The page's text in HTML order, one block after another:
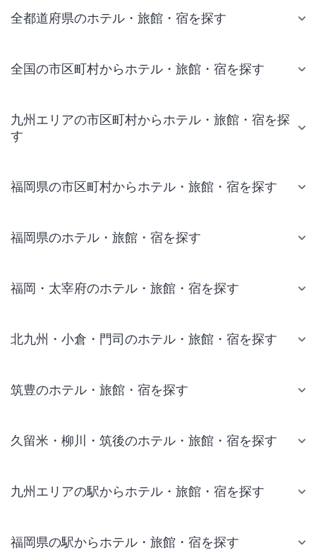
全都道府県のホテル・旅館・宿を探す
全国の市区町村からホテル・旅館・宿を探す
九州エリアの市区町村からホテル・旅館・宿を探
す
福岡県の市区町村からホテル・旅館・宿を探す
福岡県のホテル・旅館・宿を探す
福岡・太宰府のホテル・旅館・宿を探す
北九州・小倉・門司のホテル・旅館・宿を探す
筑豊のホテル・旅館・宿を探す
久留米・柳川・筑後のホテル・旅館・宿を探す
九州エリアの駅からホテル・旅館・宿を探す
福岡県の駅からホテル・旅館・宿を探す